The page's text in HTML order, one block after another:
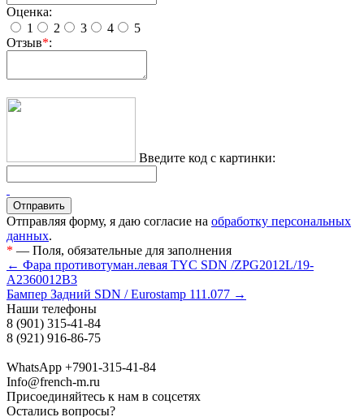
Оценка:
1
2 3 4
5
Отзыв*:
Введите код с картинки:
Отправляя форму, я даю согласие на обработку персональных
данных.
* — Поля, обязательные для заполнения
← Фара противотуман.левая TYC SDN /ZPG2012L/19-
A2360012B3
Бампер Задний SDN / Eurostamp 111.077 →
Наши телефоны
8 (901) 315-41-84
8 (921) 916-86-75
WhatsApp +7901-315-41-84
Info@french-m.ru
Присоединяйтесь к нам в соцсетях
Остались вопросы?